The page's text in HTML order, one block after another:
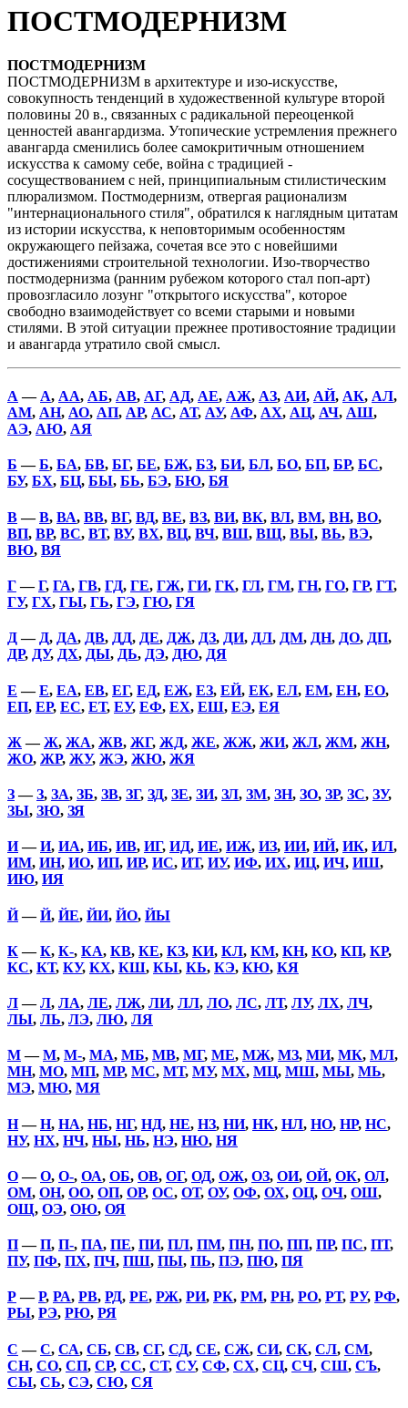
ПОСТМОДЕРНИЗМ
ПОСТМОДЕРНИЗМ
ПОСТМОДЕРНИЗМ в архитектуре и изо-искусстве,
совокупность тенденций в художественной культуре второй
половины 20 в., связанных с радикальной переоценкой
ценностей авангардизма. Утопические устремления прежнего
авангарда сменились более самокритичным отношением
искусства к самому себе, война с традицией -
сосуществованием с ней, принципиальным стилистическим
плюрализмом. Постмодернизм, отвергая рационализм
"интернационального стиля", обратился к наглядным цитатам
из истории искусства, к неповторимым особенностям
окружающего пейзажа, сочетая все это с новейшими
достижениями строительной технологии. Изо-творчество
постмодернизма (ранним рубежом которого стал поп-арт)
провозгласило лозунг "открытого искусства", которое
свободно взаимодействует со всеми старыми и новыми
стилями. В этой ситуации прежнее противостояние традиции
и авангарда утратило свой смысл.
А — А, АА, АБ, АВ, АГ, АД, АЕ, АЖ, АЗ, АИ, АЙ, АК, АЛ,
АМ, АН, АО, АП, АР, АС, АТ, АУ, АФ, АХ, АЦ, АЧ, АШ,
АЭ, АЮ, АЯ
Б —Б, БА, БВ, БГ, БЕ, БЖ, БЗ, БИ, БЛ, БО, БП, БР, БС,
БУ, БХ, БЦ, БЫ, БЬ, БЭ, БЮ, БЯ
В—В, ВА, ВВ, ВГ, ВД, ВЕ, ВЗ, ВИ, ВК, ВЛ, ВМ, ВН, ВО,
ВП, ВР, ВС, ВТ, ВУ, ВХ, ВЦ, ВЧ, ВШ, ВЩ, ВЫ, ВЬ, ВЭ,
ВЮ, ВЯ
Г—Г, ГА, ГВ, ГД, ГЕ, ГЖ, ГИ, ГК, ГЛ, ГМ, ГН, ГО, ГР, ГТ,
ГУ, ГХ, ГЫ, ГЬ, ГЭ, ГЮ, ГЯ
Д— Д, ДА, ДВ, ДД, ДЕ, ДЖ, ДЗ, ДИ, ДЛ, ДМ, ДН, ДО, ДП,
ДР, ДУ, ДХ, ДЫ, ДЬ, ДЭ, ДЮ, ДЯ
Е —Е, ЕА, ЕВ, ЕГ, ЕД, ЕЖ, ЕЗ, ЕЙ, ЕК, ЕЛ, ЕМ, ЕН, ЕО,
ЕП, ЕР, ЕС, ЕТ, ЕУ, ЕФ, ЕХ, ЕШ, ЕЭ, ЕЯ
Ж —Ж, ЖА, ЖВ, ЖГ, ЖД, ЖЕ, ЖЖ, ЖИ, ЖЛ, ЖМ, ЖН,
ЖО, ЖР, ЖУ, ЖЭ, ЖЮ, ЖЯ
З—З, ЗА, ЗБ, ЗВ, ЗГ, ЗД, ЗЕ, ЗИ, ЗЛ, ЗМ, ЗН, ЗО, ЗР, ЗС, ЗУ,
ЗЫ, ЗЮ, ЗЯ
И—И, ИА, ИБ, ИВ, ИГ, ИД, ИЕ, ИЖ, ИЗ, ИИ, ИЙ, ИК, ИЛ,
ИМ, ИН, ИО, ИП, ИР, ИС, ИТ, ИУ, ИФ, ИХ, ИЦ, ИЧ, ИШ,
ИЮ, ИЯ
Й—Й, ЙЕ, ЙИ, ЙО, ЙЫ
К—К, К-, КА, КВ, КЕ, КЗ, КИ, КЛ, КМ, КН, КО, КП, КР,
КС, КТ, КУ, КХ, КШ, КЫ, КЬ, КЭ, КЮ, КЯ
Л—Л, ЛА, ЛЕ, ЛЖ, ЛИ, ЛЛ, ЛО, ЛС, ЛТ, ЛУ, ЛХ, ЛЧ,
ЛЫ, ЛЬ, ЛЭ, ЛЮ, ЛЯ
М—М, М-, МА, МБ, МВ, МГ, МЕ, МЖ, МЗ, МИ, МК, МЛ,
МН, МО, МП, МР, МС, МТ, МУ, МХ, МЦ, МШ, МЫ, МЬ,
МЭ, МЮ, МЯ
Н—Н, НА, НБ, НГ, НД, НЕ, НЗ, НИ, НК, НЛ, НО, НР, НС,
НУ, НХ, НЧ, НЫ, НЬ, НЭ, НЮ, НЯ
О—О, О-, ОА, ОБ, ОВ, ОГ, ОД, ОЖ, ОЗ, ОИ, ОЙ, ОК, ОЛ,
ОМ, ОН, ОО, ОП, ОР, ОС, ОТ, ОУ, ОФ, ОХ, ОЦ, ОЧ, ОШ,
ОЩ, ОЭ, ОЮ, ОЯ
П—П, П-, ПА, ПЕ, ПИ, ПЛ, ПМ, ПН, ПО, ПП, ПР, ПС, ПТ,
ПУ, ПФ, ПХ, ПЧ, ПШ, ПЫ, ПЬ, ПЭ, ПЮ, ПЯ
Р—Р, РА, РВ, РД, РЕ, РЖ, РИ, РК, РМ, РН, РО, РТ, РУ, РФ,
РЫ, РЭ, РЮ, РЯ
С —С, СА, СБ, СВ, СГ, СД, СЕ, СЖ, СИ, СК, СЛ, СМ,
СН, СО, СП, СР, СС, СТ, СУ, СФ, СХ, СЦ, СЧ, СШ, СЪ,
СЫ, СЬ, СЭ, СЮ, СЯ